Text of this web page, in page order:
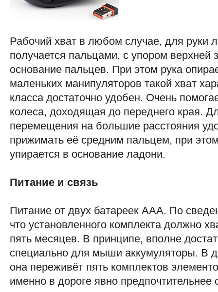
Рабочий хват в любом случае, для руки
получается пальцами, с упором
основание пальцев. При этом рука
маленьких манипуляторов такой хват
класса достаточно удобен. Очень
колеса, доходящая до переднего края.
перемещения на большие расстояния
прижимать её средним пальцем, при
упирается в основание ладони.
Питание и связь
Питание от двух батареек AAA. По
что установленного комплекта должно
пять месяцев. В принципе, вполне
специально для мыши аккумуляторы. В
она переживёт пять комплектов
именно в дороге явно предпочтительнее